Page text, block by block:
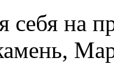
себя на